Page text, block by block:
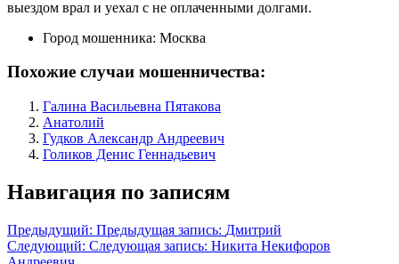
выездом врал и уехал с не оплаченными долгами.
Город мошенника: Москва
Похожие случаи мошенничества:
Галина Васильевна Пятакова
Анатолий
Гудков Александр Андреевич
Голиков Денис Геннадьевич
Навигация по записям
Предыдущий: Предыдущая запись: Дмитрий
Следующий: Следующая запись: Никита Некифоров